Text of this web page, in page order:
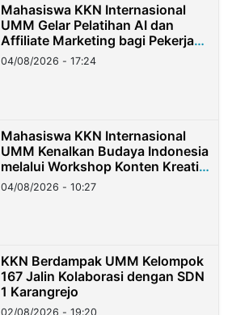
Mahasiswa KKN Internasional
UMM Gelar Pelatihan AI dan
Affiliate Marketing bagi Pekerja
Migran Indonesia di Taiwan
04/08/2026 - 17:24
Mahasiswa KKN Internasional
UMM Kenalkan Budaya Indonesia
melalui Workshop Konten Kreatif
di Taiwan
04/08/2026 - 10:27
KKN Berdampak UMM Kelompok
167 Jalin Kolaborasi dengan SDN
1 Karangrejo
02/08/2026 - 19:20